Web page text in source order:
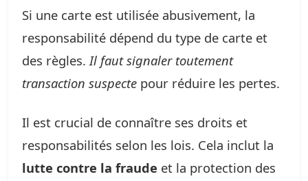
Si une carte est utilisée abusivement, la
responsabilité dépend du type de carte et
des règles.Il faut signaler toutement
transaction suspecte pour réduire les pertes.
Il est crucial de connaître ses droits et
responsabilités selon les lois. Cela inclut la
lutte contre la fraude et la protection des